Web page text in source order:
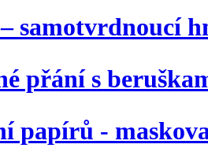
samotvrdnoucí
přání s
papírů -